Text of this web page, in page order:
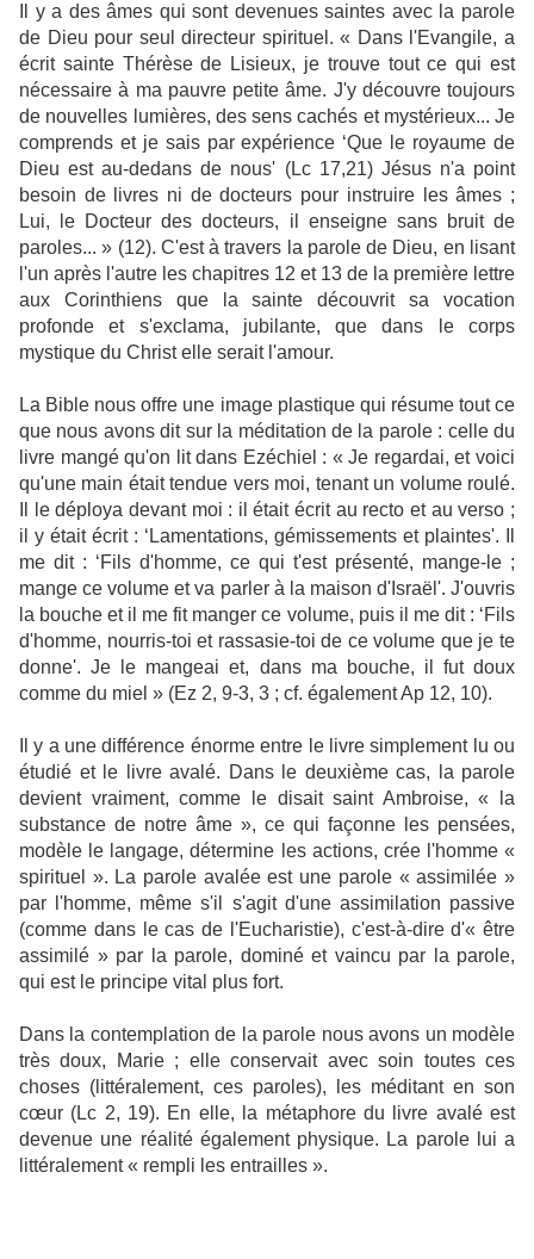
Il y a des âmes qui sont devenues saintes avec la parole
de Dieu pour seul directeur spirituel. « Dans l'Evangile, a
écrit sainte Thérèse de Lisieux, je trouve tout ce qui est
nécessaire à ma pauvre petite âme. J'y découvre toujours
de nouvelles lumières, des sens cachés et mystérieux... Je
comprends et je sais par expérience ‘Que le royaume de
Dieu est au-dedans de nous' (Lc 17,21) Jésus n'a point
besoin de livres ni de docteurs pour instruire les âmes ;
Lui, le Docteur des docteurs, il enseigne sans bruit de
paroles... » (12). C'est à travers la parole de Dieu, en lisant
l'un après l'autre les chapitres 12 et 13 de la première lettre
aux Corinthiens que la sainte découvrit sa vocation
profonde et s'exclama, jubilante, que dans le corps
mystique du Christ elle serait l'amour.
La Bible nous offre une image plastique qui résume tout ce
que nous avons dit sur la méditation de la parole : celle du
livre mangé qu'on lit dans Ezéchiel : « Je regardai, et voici
qu'une main était tendue vers moi, tenant un volume roulé.
Il le déploya devant moi : il était écrit au recto et au verso ;
il y était écrit : ‘Lamentations, gémissements et plaintes'. Il
me dit : ‘Fils d'homme, ce qui t'est présenté, mange-le ;
mange ce volume et va parler à la maison d'Israël'. J'ouvris
la bouche et il me fit manger ce volume, puis il me dit : ‘Fils
d'homme, nourris-toi et rassasie-toi de ce volume que je te
donne'. Je le mangeai et, dans ma bouche, il fut doux
comme du miel » (Ez 2, 9-3, 3 ; cf. également Ap 12, 10).
Il y a une différence énorme entre le livre simplement lu ou
étudié et le livre avalé. Dans le deuxième cas, la parole
devient vraiment, comme le disait saint Ambroise, « la
substance de notre âme », ce qui façonne les pensées,
modèle le langage, détermine les actions, crée l'homme «
spirituel ». La parole avalée est une parole « assimilée »
par l'homme, même s'il s'agit d'une assimilation passive
(comme dans le cas de l'Eucharistie), c'est-à-dire d'« être
assimilé » par la parole, dominé et vaincu par la parole,
qui est le principe vital plus fort.
Dans la contemplation de la parole nous avons un modèle
très doux, Marie ; elle conservait avec soin toutes ces
choses (littéralement, ces paroles), les méditant en son
cœur (Lc 2, 19). En elle, la métaphore du livre avalé est
devenue une réalité également physique. La parole lui a
littéralement « rempli les entrailles ».